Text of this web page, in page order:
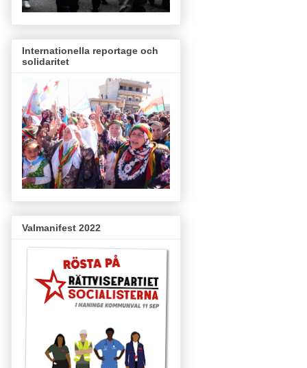
Internationella reportage och
solidaritet
Valmanifest 2022